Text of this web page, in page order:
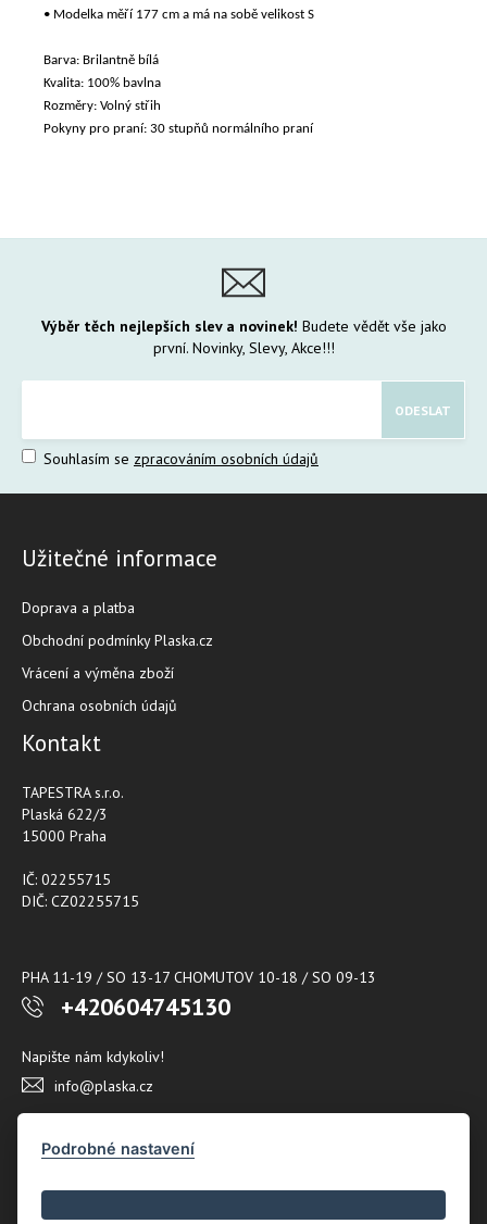
• Modelka měří 177 cm a má na sobě velikost S
Barva: Brilantně bílá
Kvalita: 100% bavlna
Rozměry: Volný střih
Pokyny pro praní: 30 stupňů normálního praní
Výběr těch nejlepších slev a novinek! Budete vědět vše jako
první. Novinky, Slevy, Akce!!!
Souhlasím se zpracováním osobních údajů
Užitečné informace
Doprava a platba
Obchodní podmínky Plaska.cz
Vrácení a výměna zboží
Ochrana osobních údajů
Kontakt
TAPESTRA s.r.o.
Plaská 622/3
15000 Praha
IČ: 02255715
DIČ: CZ02255715
PHA 11-19 / SO 13-17 CHOMUTOV 10-18 / SO 09-13
+420604745130
Napište nám kdykoliv!
info@plaska.cz
Podrobné nastavení